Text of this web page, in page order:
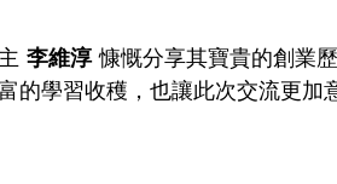
李維淳 慷慨分享其寶貴的創業
的學習收穫，也讓此次交流更加